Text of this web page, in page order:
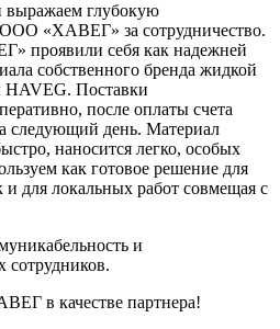
глубокую
ООО «ХАВЕГ» за сотрудничество.
проявили себя как надежней
собственного бренда жидкой
HAVEG. Поставки
после оплаты счета
следующий день. Материал
наносится легко, особых
как готовое решение для
и для локальных работ совмещая с
и
сотрудников.
в качестве партнера!